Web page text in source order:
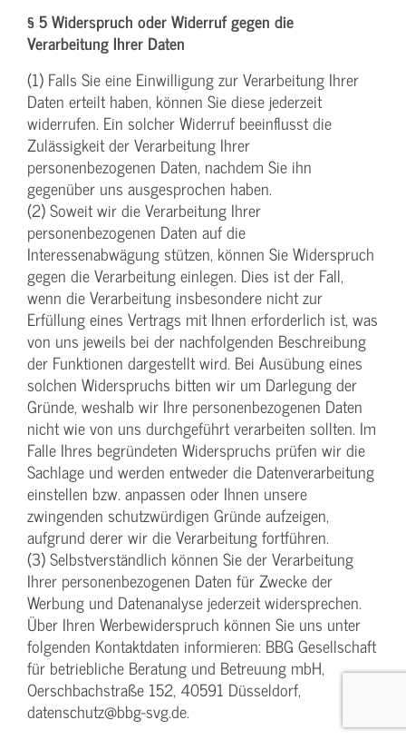
§ 5 Widerspruch oder Widerruf gegen die
Verarbeitung Ihrer Daten
(1) Falls Sie eine Einwilligung zur Verarbeitung Ihrer
Daten erteilt haben, können Sie diese jederzeit
widerrufen. Ein solcher Widerruf beeinflusst die
Zulässigkeit der Verarbeitung Ihrer
personenbezogenen Daten, nachdem Sie ihn
gegenüber uns ausgesprochen haben.
(2) Soweit wir die Verarbeitung Ihrer
personenbezogenen Daten auf die
Interessenabwägung stützen, können Sie Widerspruch
gegen die Verarbeitung einlegen. Dies ist der Fall,
wenn die Verarbeitung insbesondere nicht zur
Erfüllung eines Vertrags mit Ihnen erforderlich ist, was
von uns jeweils bei der nachfolgenden Beschreibung
der Funktionen dargestellt wird. Bei Ausübung eines
solchen Widerspruchs bitten wir um Darlegung der
Gründe, weshalb wir Ihre personenbezogenen Daten
nicht wie von uns durchgeführt verarbeiten sollten. Im
Falle Ihres begründeten Widerspruchs prüfen wir die
Sachlage und werden entweder die Datenverarbeitung
einstellen bzw. anpassen oder Ihnen unsere
zwingenden schutzwürdigen Gründe aufzeigen,
aufgrund derer wir die Verarbeitung fortführen.
(3) Selbstverständlich können Sie der Verarbeitung
Ihrer personenbezogenen Daten für Zwecke der
Werbung und Datenanalyse jederzeit widersprechen.
Über Ihren Werbewiderspruch können Sie uns unter
folgenden Kontaktdaten informieren: BBG Gesellschaft
für betriebliche Beratung und Betreuung mbH,
Oerschbachstraße 152, 40591 Düsseldorf,
datenschutz@bbg-svg.de.